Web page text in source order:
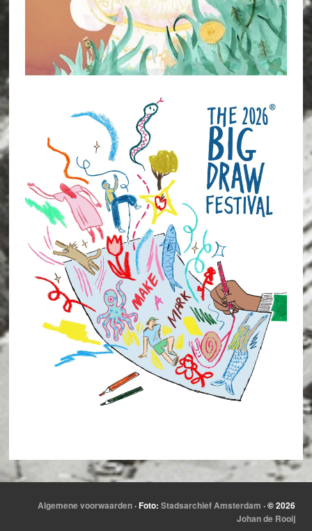
Algemene voorwaarden · Foto: Stadsarchief Amsterdam · © 2026
Johan de Rooij